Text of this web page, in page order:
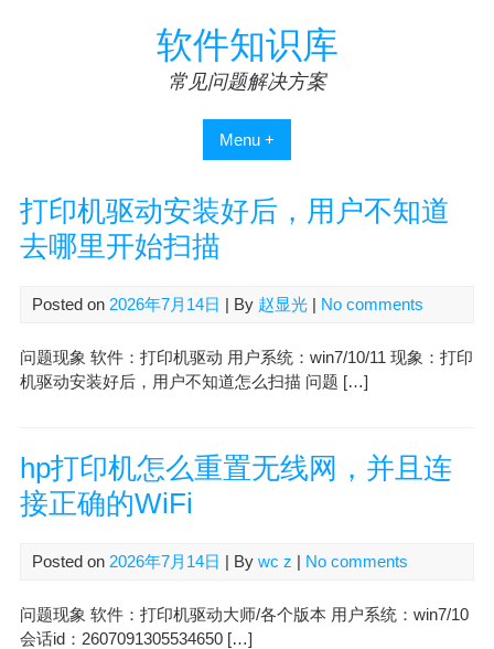
软件知识库
常见问题解决方案
Menu +
打印机驱动安装好后，用户不知道
去哪里开始扫描
Posted on 2026年7月14日 | By 赵显光| No comments
问题现象 软件：打印机驱动 用户系统：win7/10/11 现象：打印
机驱动安装好后，用户不知道怎么扫描 问题 […]
hp打印机怎么重置无线网，并且连
接正确的WiFi
Posted on 2026年7月14日 | By wc z | No comments
问题现象 软件：打印机驱动大师/各个版本 用户系统：win7/10
会话id：2607091305534650 […]